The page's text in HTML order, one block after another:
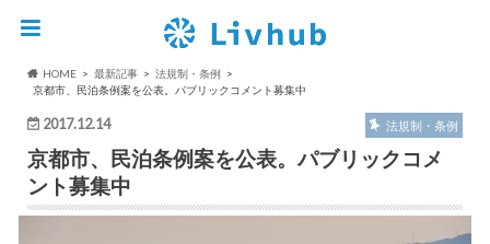
HOME 最新記事
法規制・条例
京都市、民泊条例案を公表。パブリックコメント募集中
2017.12.14 法規制・条例
京都市、民泊条例案を公表。パブリックコメ
ント募集中